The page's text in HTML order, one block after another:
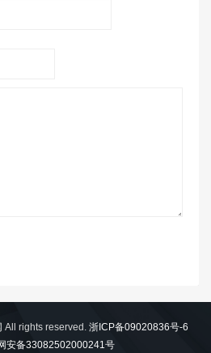
All rights reserved. 浙ICP备09020836号-6
安备33082502000241号